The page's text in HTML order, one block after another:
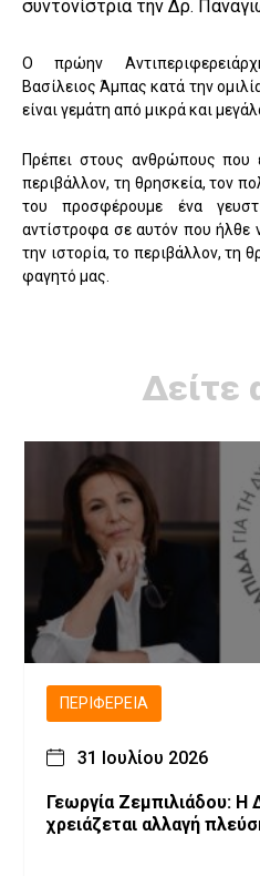
συντονίστρια την Δρ.
Ο πρώην
Βασίλειος Άμπας κατά την
είναι γεμάτη από μικρά και
Πρέπει στους ανθρώπους που
περιβάλλον, τη θρησκεία, τον
του προσφέρουμε ένα
αντίστροφα σε αυτόν που ήλθε
την ιστορία, το περιβάλλον, τη
φαγητό μας.
Δείτε
ΠΕΡΙΦΈΡΕΙΑ
31 Ιουλίου 2026
Γεωργία Ζεμπιλιάδου: Η
χρειάζεται αλλαγή